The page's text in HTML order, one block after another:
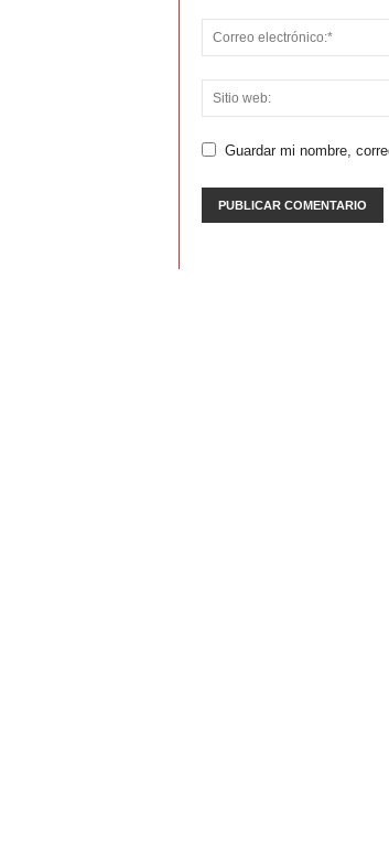
Guardar mi nombre,